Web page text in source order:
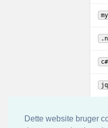
Dette website bruger
c#